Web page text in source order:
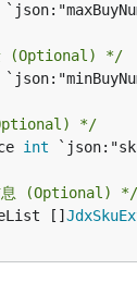
(Optional) */
*/
int
息 (Optional) */
[]